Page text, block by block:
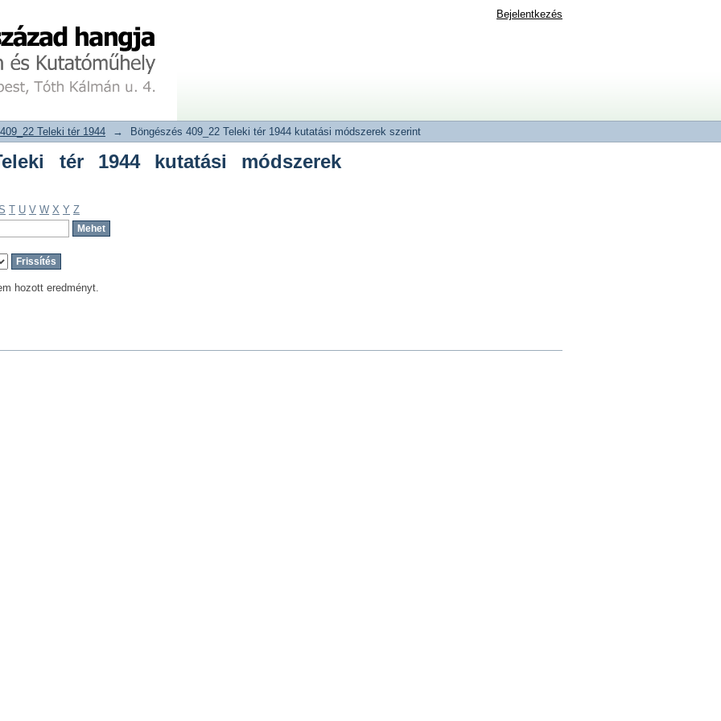
tér 1944 kutatási módszerek szerint Bejelentkezés
409_22 Teleki tér 1944 → Böngészés 409_22 Teleki tér 1944 kutatási módszerek szerint
tér 1944 kutatási módszerek
T U V W X Y Z
hozott eredményt.